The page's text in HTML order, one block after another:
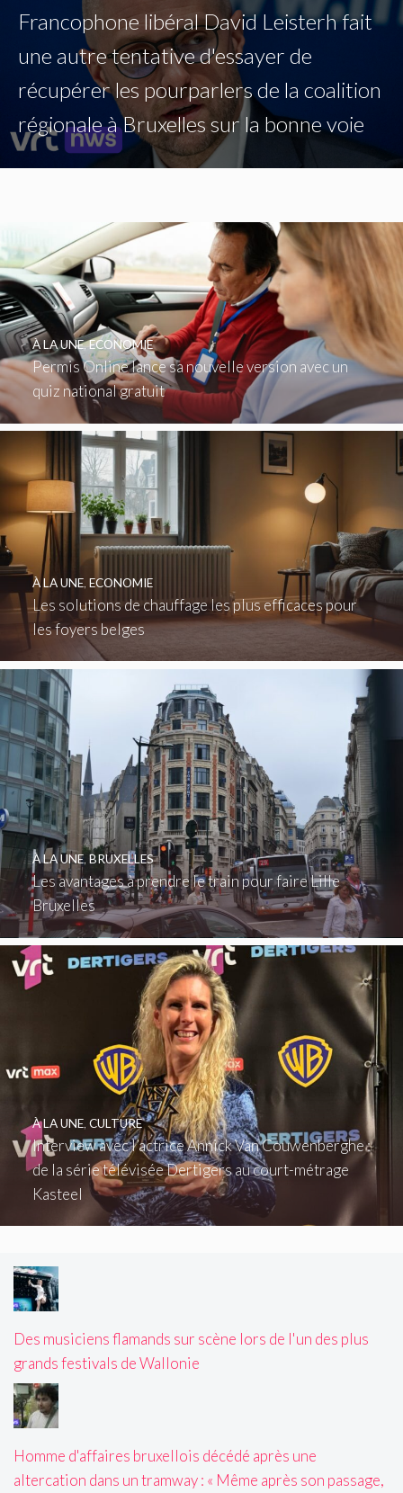
Francophone libéral David Leisterh fait
une autre tentative d'essayer de
récupérer les pourparlers de la coalition
régionale à Bruxelles sur la bonne voie
Permis Online lance sa nouvelle version avec un
quiz national gratuit
À LA UNE,ECONOMIE
Les solutions de chauffage les plus efficaces pour
les foyers belges
À LA UNE, ECONOMIE
Les avantages à prendre le train pour faire Lille
Bruxelles
À LA UNE, BRUXELLES
Interview avec l’actrice Annick Van Couwenberghe :
de la série télévisée Dertigers au court-métrage
Kasteel
À LA UNE, CULTURE
Des musiciens flamands sur scène lors de l'un des plus
grands festivals de Wallonie
Homme d'affaires bruxellois décédé après une
altercation dans un tramway : « Même après son passage,